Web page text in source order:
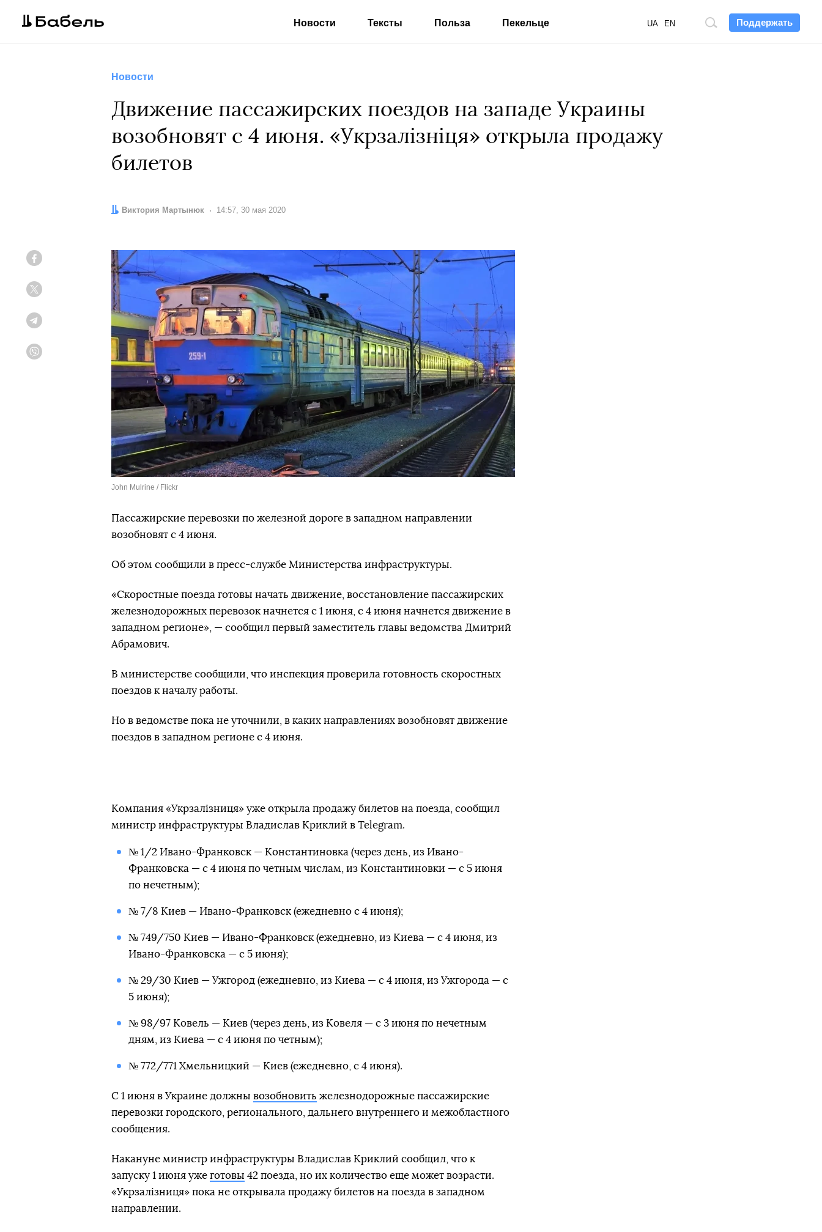
Поддержать
Поиск
UA EN
Новости Тексты Польза Пекельце
Новости
Движение пассажирских поездов на западе Украины
возобновят с 4 июня. «Укрзалізніця» открыла продажу
билетов
Автор:
Виктория Мартынюк Дата:
14:57, 30 мая 2020
John Mulrine / Flickr
Пассажирские перевозки по железной дороге в западном направлении
возобновят с 4 июня.
Об этом сообщили в пресс-службе Министерства инфраструктуры.
«Скоростные поезда готовы начать движение, восстановление пассажирских
железнодорожных перевозок начнется с 1 июня, с 4 июня начнется движение в
западном регионе», — сообщил первый заместитель главы ведомства Дмитрий
Абрамович.
В министерстве сообщили, что инспекция проверила готовность скоростных
поездов к началу работы.
Но в ведомстве пока не уточнили, в каких направлениях возобновят движение
поездов в западном регионе с 4 июня.
Компания «Укрзалізниця» уже открыла продажу билетов на поезда, сообщил
министр инфраструктуры Владислав Криклий в Telegram.
№ 1/2 Ивано-Франковск — Константиновка (через день, из Ивано-
Франковска — с 4 июня по четным числам, из Константиновки — с 5 июня
по нечетным);
№ 7/8 Киев — Ивано-Франковск (ежедневно с 4 июня);
№ 749/750 Киев — Ивано-Франковск (ежедневно, из Киева — с 4 июня, из
Ивано-Франковска — с 5 июня);
№ 29/30 Киев — Ужгород (ежедневно, из Киева — с 4 июня, из Ужгорода — с
5 июня);
№ 98/97 Ковель — Киев (через день, из Ковеля — с 3 июня по нечетным
дням, из Киева — с 4 июня по четным);
№ 772/771 Хмельницкий — Киев (ежедневно, с 4 июня).
С 1 июня в Украине должны возобновить железнодорожные пассажирские
перевозки городского, регионального, дальнего внутреннего и межобластного
сообщения.
Накануне министр инфраструктуры Владислав Криклий сообщил, что к
запуску 1 июня уже готовы 42 поезда, но их количество еще может возрасти.
«Укрзалізниця» пока не открывала продажу билетов на поезда в западном
направлении.